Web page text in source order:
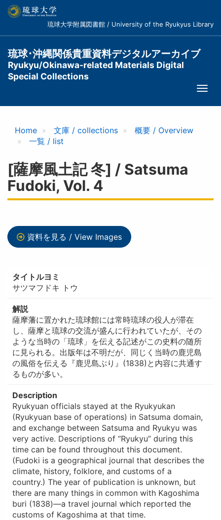
コ
琉球大学附属図書館 / University of the Ryukyus Library
琉球･沖縄関係貴重資料デジタルアーカイブ
Ryukyu/Okinawa-related Materials Digital
Special Collections
Home 文庫 / collections
概要 / Overview
一覧 / list
[薩摩風土記 冬] / Satsuma
Fudoki, Vol. 4
資料を見る / View Images
タイトルヨミ
サツマフドキ トウ
解説
薩摩藩に置かれた琉球館には常時琉球の役人が滞在
し、薩摩と琉球の交流が盛んに行われていたが、その
ような当時の「琉球」を伝える記述がこの史料の随所
に見られる。出版年は不明だが、同じく当時の鹿児島
の風俗を伝える『鹿児島ぶり』(1838)と内容に共通す
るものが多い。
Description
Ryukyuan officials stayed at the Ryukyukan
(Ryukyuan base of operations) in Satsuma domain,
and exchange between Satsuma and Ryukyu was
very active. Descriptions of “Ryukyu” during this
time can be found throughout this document.
(Fudoki is a geographical journal that describes the
climate, history, folklore, and customs of a
country.) The year of publication is unknown, but
there are many things in common with Kagoshima
buri (1838)—a travel journal which reported the
customs of Kagoshima at that time.